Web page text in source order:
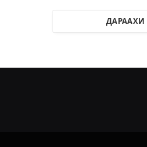
ДАРААХИ